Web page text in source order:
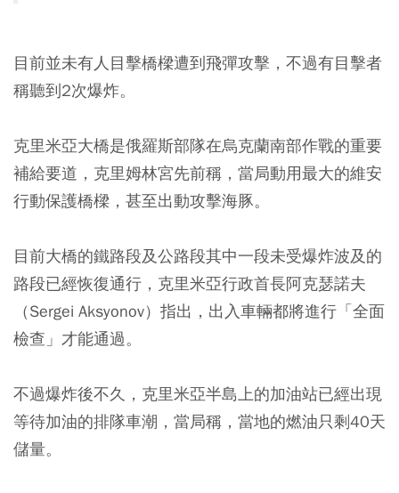
目前並未有人目擊橋樑遭到飛彈攻擊，不過有目擊者
稱聽到2次爆炸。
克里米亞大橋是俄羅斯部隊在烏克蘭南部作戰的重要
補給要道，克里姆林宮先前稱，當局動用最大的維安
行動保護橋樑，甚至出動攻擊海豚。
目前大橋的鐵路段及公路段其中一段未受爆炸波及的
路段已經恢復通行，克里米亞行政首長阿克瑟諾夫
（Sergei Aksyonov）指出，出入車輛都將進行「全面
檢查」才能通過。
不過爆炸後不久，克里米亞半島上的加油站已經出現
等待加油的排隊車潮，當局稱，當地的燃油只剩40天
儲量。